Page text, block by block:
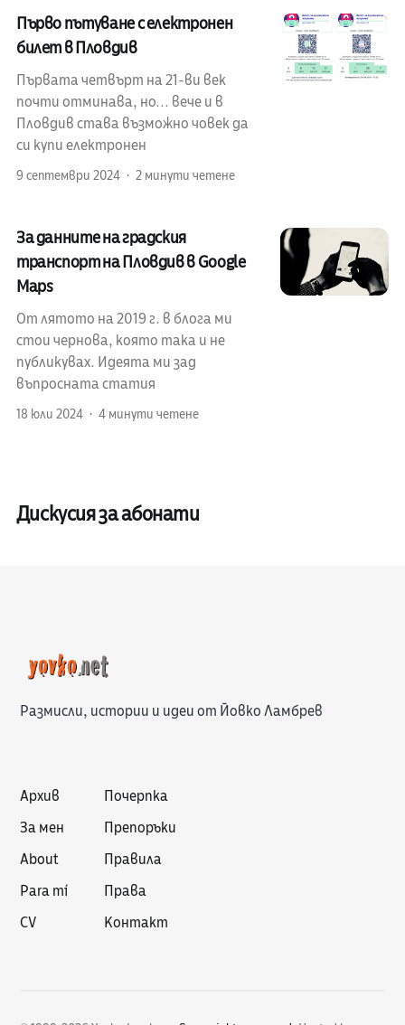
Първо пътуване с електронен
билет в Пловдив
Първата четвърт на 21-ви век
почти отминава, но... вече и в
Пловдив става възможно човек да
си купи електронен
9 септември 2024 2 минути четене
За данните на градския
транспорт на Пловдив в Google
Maps
От лятото на 2019 г. в блога ми
стои чернова, която така и не
публикувах. Идеята ми зад
въпросната статия
18 юли 2024 4 минути четене
Дискусия за абонати
Размисли, истории и идеи от Йовко Ламбрев
Архив
За мен
About
Para mí
CV
Почерпка
Препоръки
Правила
Права
Контакт